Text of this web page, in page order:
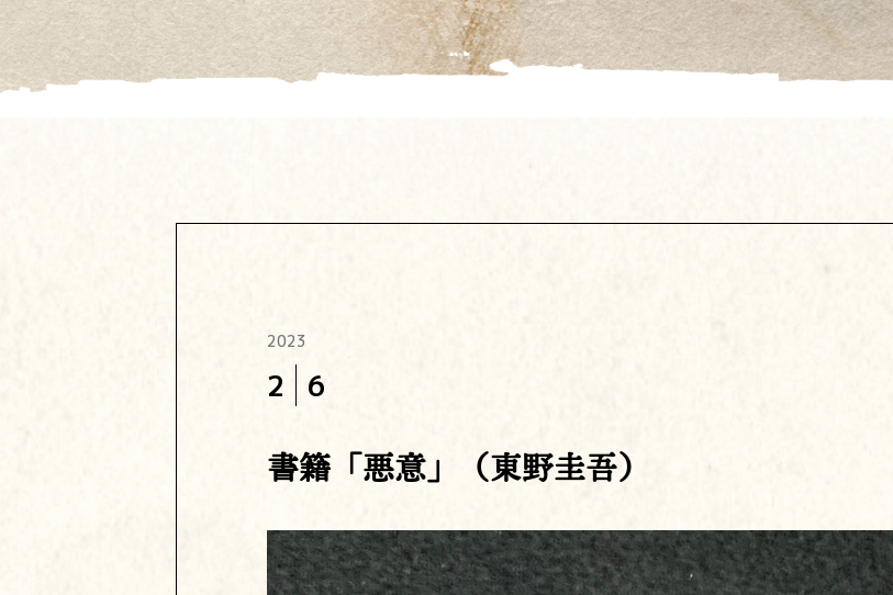
2023
2 6
書籍「悪意」（東野圭吾）